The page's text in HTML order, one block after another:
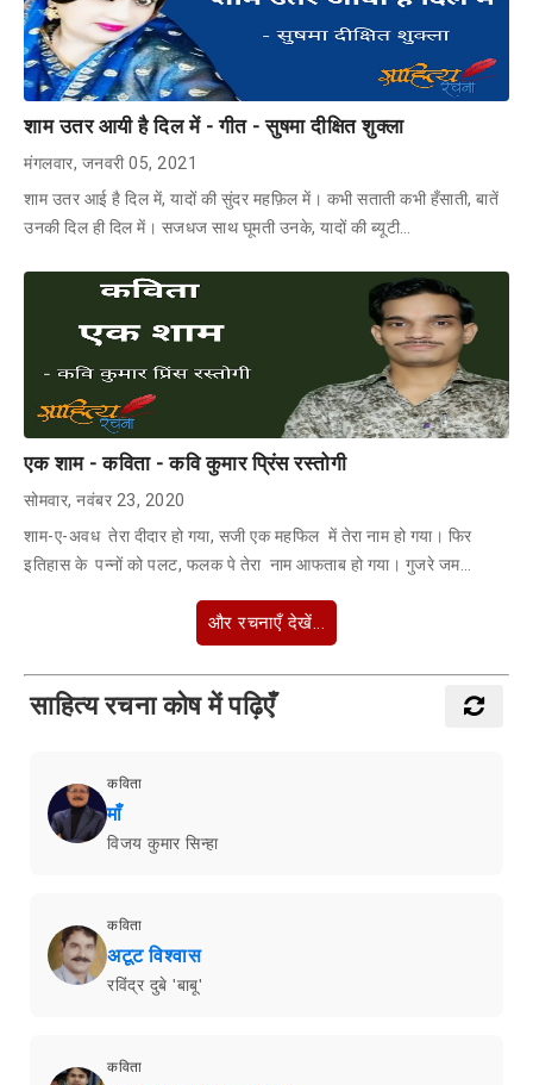
शाम उतर आयी है दिल में - गीत - सुषमा दीक्षित शुक्ला
मंगलवार, जनवरी 05, 2021
शाम उतर आई है दिल में, यादों की सुंदर महफ़िल में। कभी सताती कभी हँसाती, बातें
उनकी दिल ही दिल में। सजधज साथ घूमती उनके, यादों की ब्यूटी…
एक शाम - कविता - कवि कुमार प्रिंस रस्तोगी
सोमवार, नवंबर 23, 2020
शाम-ए-अवध तेरा दीदार हो गया, सजी एक महफिल में तेरा नाम हो गया। फिर
इतिहास के पन्नों को पलट, फलक पे तेरा नाम आफताब हो गया। गुजरे जम…
और रचनाएँ देखें...
साहित्य रचना कोष में पढ़िएँ
कविता
माँ
विजय कुमार सिन्हा
कविता
अटूट विश्वास
रविंद्र दुबे 'बाबू'
कविता